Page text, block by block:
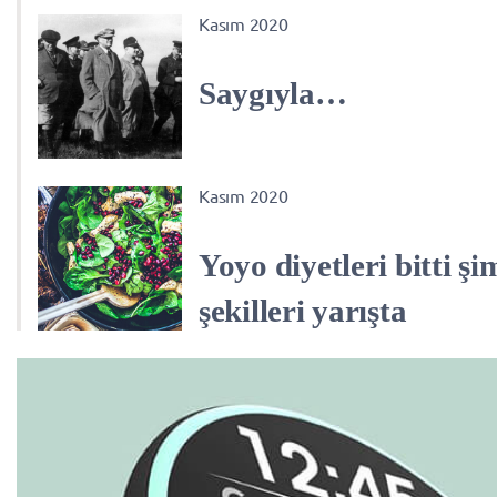
Kasım 2020
Saygıyla…
Kasım 2020
Yoyo diyetleri bitti
şekilleri yarışta